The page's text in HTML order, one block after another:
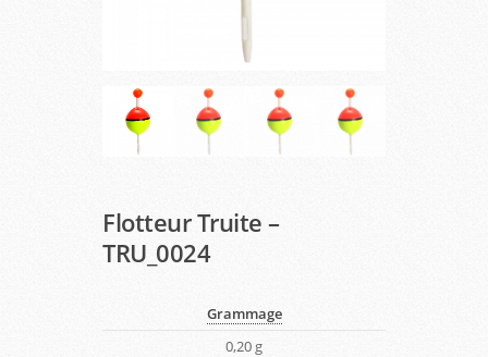
Flotteur Truite –
TRU_0024
Grammage
0,20 g